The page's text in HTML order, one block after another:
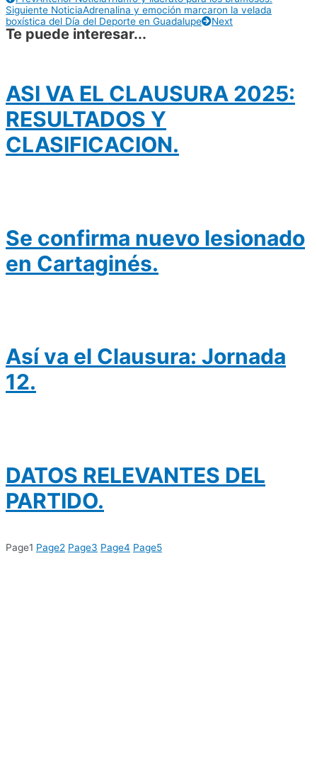
Siguiente NoticiaAdrenalina y emoción marcaron la velada
boxística del Día del Deporte en Guadalupe
Next
Te puede interesar...
ASI VA EL CLAUSURA 2025:
RESULTADOS Y
CLASIFICACION.
Se confirma nuevo lesionado
en Cartaginés.
Así va el Clausura: Jornada
12.
DATOS RELEVANTES DEL
PARTIDO.
Page1 Page2 Page3 Page4 Page5